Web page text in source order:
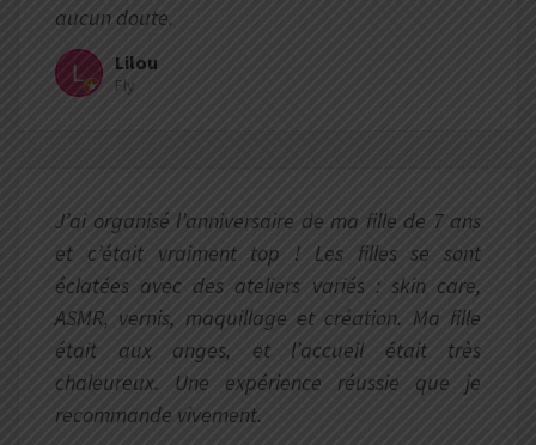
aucun doute.
Lilou
Fly
J’ai organisé l’anniversaire de ma fille de 7 ans
et c’était vraiment top ! Les filles se sont
éclatées avec des ateliers variés : skin care,
ASMR, vernis, maquillage et création. Ma fille
était aux anges, et l’accueil était très
chaleureux. Une expérience réussie que je
recommande vivement.